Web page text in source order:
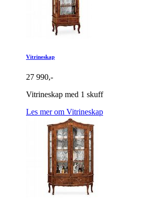
Vitrineskap
27 990,-
Vitrineskap med 1 skuff
Les mer om Vitrineskap